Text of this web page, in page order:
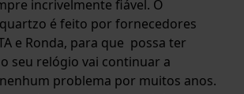
incrivelmente fiável. O
é feito por fornecedores
e Ronda, para que possa ter
seu relógio vai continuar a
problema por muitos anos.